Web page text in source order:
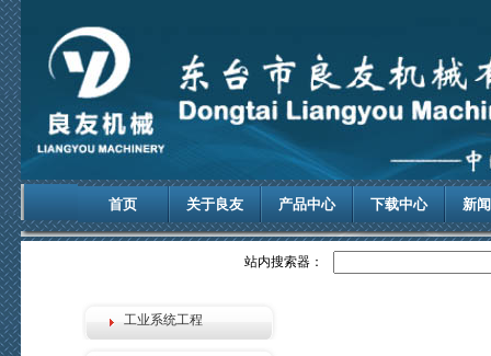
首页 关于良友 产品中心 下载中心 新
站内搜索器：
工业系统工程